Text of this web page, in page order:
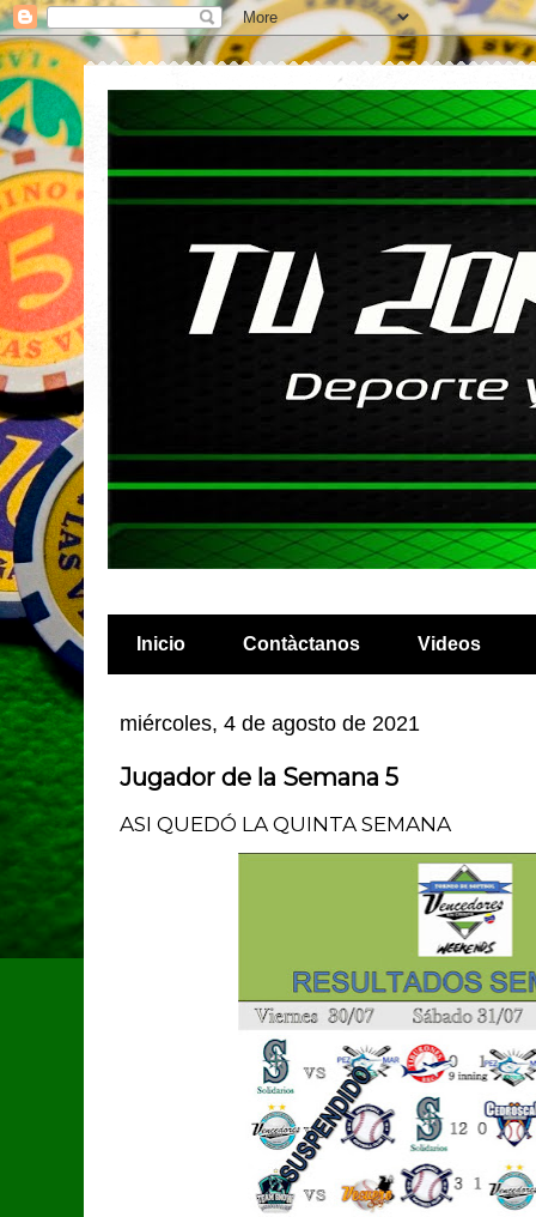
Inicio Contàctanos Videos
miércoles, 4 de agosto de 2021
Jugador de la Semana 5
ASI QUEDÓ LA QUINTA SEMANA